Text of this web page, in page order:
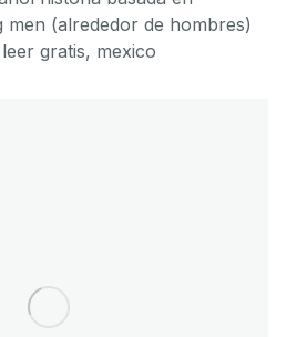
men (alrededor de hombres)
gratis, mexico